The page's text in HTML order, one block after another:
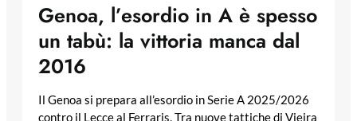
Genoa, l’esordio in A è spesso
un tabù: la vittoria manca dal
2016
Il Genoa si prepara all’esordio in Serie A 2025/2026
contro il Lecce al Ferraris. Tra nuove tattiche di Vieira